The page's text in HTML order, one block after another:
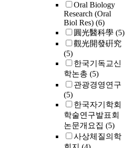
Oral Biology
Research (Oral
Biol Res) (6)
圓光醫科學 (5)
觀光開發硏究
(5)
한국기독교신
학논총 (5)
관광경영연구
(5)
한국자기학회
학술연구발표회
논문개요집 (5)
사상체질의학